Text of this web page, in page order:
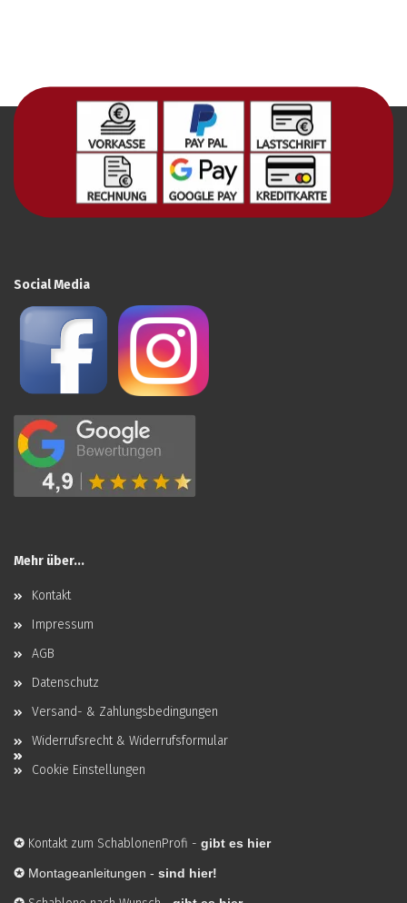
Social Media
Mehr über...
Kontakt
Impressum
AGB
Datenschutz
Versand- & Zahlungsbedingungen
Widerrufsrecht & Widerrufsformular
Cookie Einstellungen
✪ Kontakt zum SchablonenProfi - gibt es hier
✪ Montageanleitungen - sind hier!